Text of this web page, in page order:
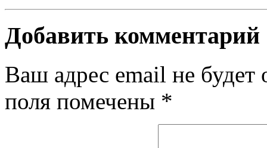
Добавить комментарий
Ваш адрес email не будет
поля помечены *